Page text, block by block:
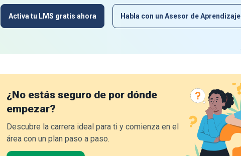
Activa tu LMS gratis ahora Habla con un Asesor de Aprendizaje
¿No estás seguro de por dónde
empezar?
Descubre la carrera ideal para ti y comienza en el
área con un plan paso a paso.